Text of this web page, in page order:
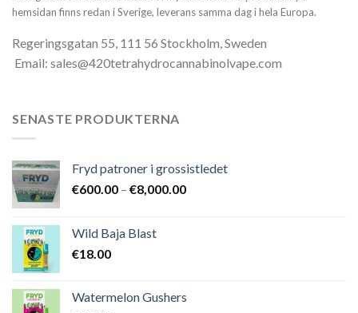
hemsidan finns redan i Sverige, leverans samma dag i hela Europa.
Regeringsgatan 55, 111 56 Stockholm, Sweden
Email: sales@420tetrahydrocannabinolvape.com
SENASTE PRODUKTERNA
Fryd patroner i grossistledet
€600.00 – €8,000.00Prisintervall:
Wild Baja Blast
€18.00
Watermelon Gushers